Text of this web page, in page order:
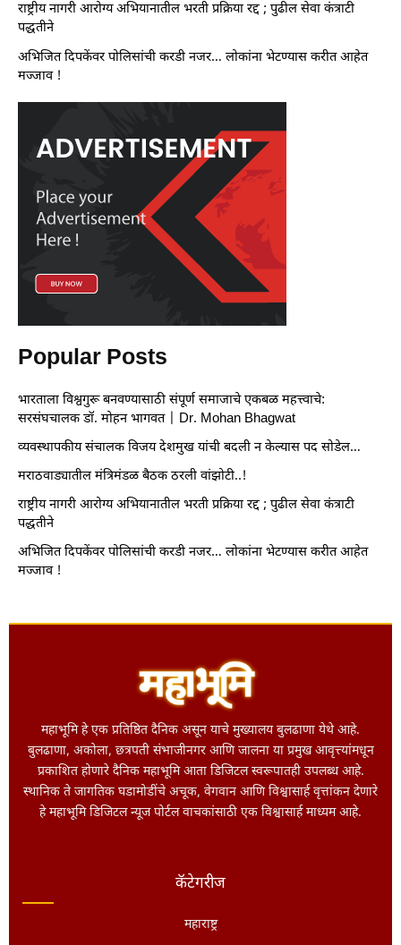
राष्ट्रीय नागरी आरोग्य अभियानातील भरती प्रक्रिया रद्द ; पुढील सेवा कंत्राटी
पद्धतीने
अभिजित दिपकेंवर पोलिसांची करडी नजर… लोकांना भेटण्यास करीत आहेत
मज्जाव !
Popular Posts
भारताला विश्वगुरू बनवण्यासाठी संपूर्ण समाजाचे एकबळ महत्त्वाचे:
सरसंघचालक डॉ. मोहन भागवत | Dr. Mohan Bhagwat
व्यवस्थापकीय संचालक विजय देशमुख यांची बदली न केल्यास पद सोडेल…
मराठवाड्यातील मंत्रिमंडळ बैठक ठरली वांझोटी..!
राष्ट्रीय नागरी आरोग्य अभियानातील भरती प्रक्रिया रद्द ; पुढील सेवा कंत्राटी
पद्धतीने
अभिजित दिपकेंवर पोलिसांची करडी नजर… लोकांना भेटण्यास करीत आहेत
मज्जाव !
महाभूमि हे एक प्रतिष्ठित दैनिक असून याचे मुख्यालय बुलढाणा येथे आहे.
बुलढाणा, अकोला, छत्रपती संभाजीनगर आणि जालना या प्रमुख आवृत्त्यांमधून
प्रकाशित होणारे दैनिक महाभूमि आता डिजिटल स्वरूपातही उपलब्ध आहे.
स्थानिक ते जागतिक घडामोडींचे अचूक, वेगवान आणि विश्वासार्ह वृत्तांकन देणारे
हे महाभूमि डिजिटल न्यूज पोर्टल वाचकांसाठी एक विश्वासार्ह माध्यम आहे.
कॅटेगरीज
महाराष्ट्र